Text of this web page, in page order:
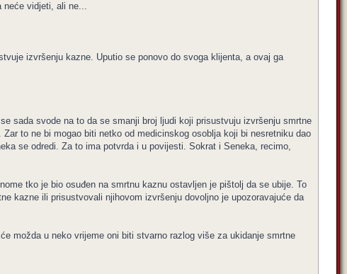
neće vidjeti, ali ne...
izvršenju kazne. Uputio se ponovo do svoga klijenta, a ovaj ga
sada svode na to da se smanji broj ljudi koji prisustvuju izvršenju smrtne
to ne bi mogao biti netko od medicinskog osoblja koji bi nesretniku dao
se odredi. Za to ima potvrda i u povijesti. Sokrat i Seneka, recimo,
tko je bio osuđen na smrtnu kaznu ostavljen je pištolj da se ubije. To
kazne ili prisustvovali njihovom izvršenju dovoljno je upozoravajuće da
možda u neko vrijeme oni biti stvarno razlog više za ukidanje smrtne